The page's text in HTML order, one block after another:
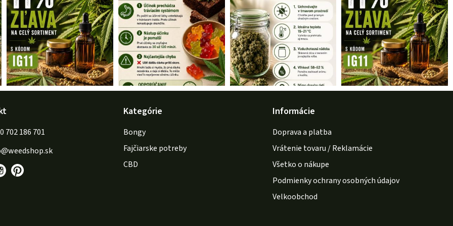
@weedshop.sk
702 186 701
Kategórie
Bongy
Fajčiarske potreby
CBD
Informácie
Doprava a platba
Vrátenie tovaru / Reklamácie
Všetko o nákupe
Podmienky ochrany osobných údajov
Velkoobchod